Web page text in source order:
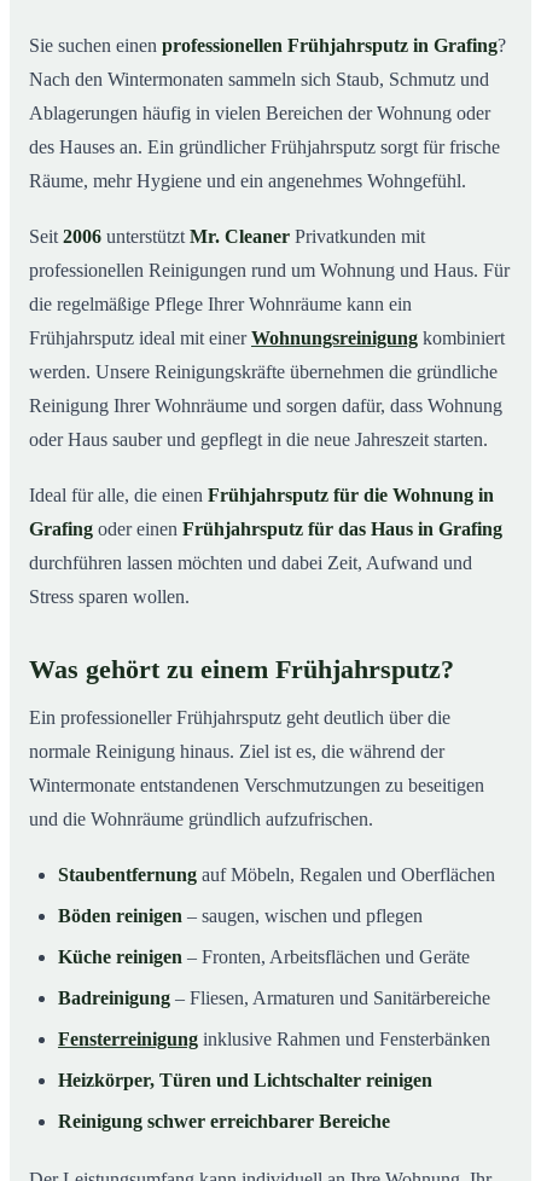
03Was kostet ein Frühjahrsputz in Grafing?
04Warum Mr. Cleaner in Grafing?
05Typische Anlässe für einen Frühjahrsputz
08Frühjahrsputz in Grafing – so arbeiten unsere
Profis
Sie suchen einen professionellen Frühjahrsputz in Grafing?
Nach den Wintermonaten sammeln sich Staub, Schmutz und
Ablagerungen häufig in vielen Bereichen der Wohnung oder
des Hauses an. Ein gründlicher Frühjahrsputz sorgt für frische
Räume, mehr Hygiene und ein angenehmes Wohngefühl.
Seit 2006 unterstützt Mr. Cleaner Privatkunden mit
professionellen Reinigungen rund um Wohnung und Haus. Für
die regelmäßige Pflege Ihrer Wohnräume kann ein
Frühjahrsputz ideal mit einerWohnungsreinigung kombiniert
werden. Unsere Reinigungskräfte übernehmen die gründliche
Reinigung Ihrer Wohnräume und sorgen dafür, dass Wohnung
oder Haus sauber und gepflegt in die neue Jahreszeit starten.
Ideal für alle, die einen Frühjahrsputz für die Wohnung in
Grafing oder einen Frühjahrsputz für das Haus in Grafing
durchführen lassen möchten und dabei Zeit, Aufwand und
Stress sparen wollen.
Was gehört zu einem Frühjahrsputz?
Ein professioneller Frühjahrsputz geht deutlich über die
normale Reinigung hinaus. Ziel ist es, die während der
Wintermonate entstandenen Verschmutzungen zu beseitigen
und die Wohnräume gründlich aufzufrischen.
Staubentfernung auf Möbeln, Regalen und Oberflächen
Böden reinigen – saugen, wischen und pflegen
Küche reinigen – Fronten, Arbeitsflächen und Geräte
Badreinigung – Fliesen, Armaturen und Sanitärbereiche
Fensterreinigung inklusive Rahmen und Fensterbänken
Heizkörper, Türen und Lichtschalter reinigen
Reinigung schwer erreichbarer Bereiche